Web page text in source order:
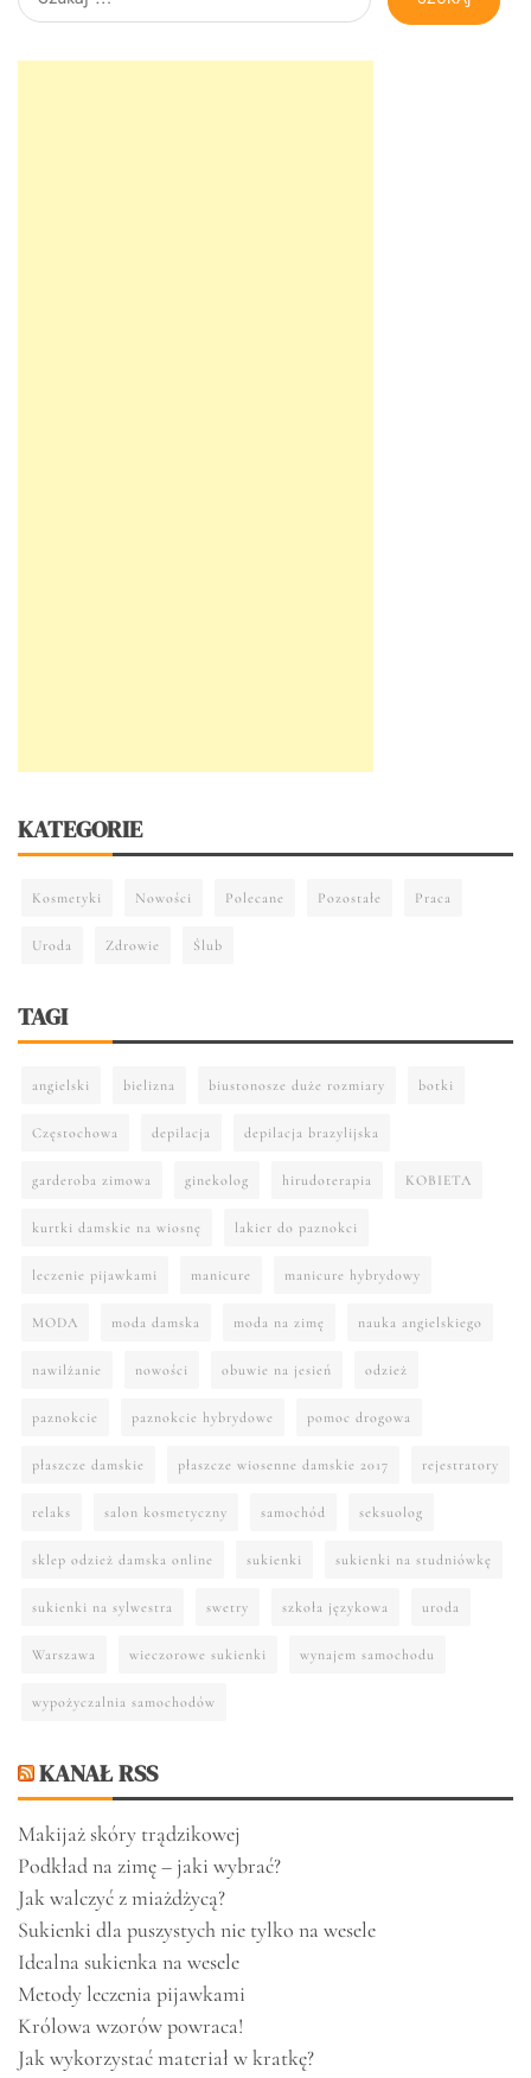
KATEGORIE
Kosmetyki Nowości Polecane Pozostałe Praca
Uroda Zdrowie Ślub
TAGI
angielski bielizna biustonosze duże rozmiary botki
Częstochowa depilacja depilacja brazylijska
garderoba zimowa ginekolog hirudoterapia KOBIETA
kurtki damskie na wiosnę lakier do paznokci
leczenie pijawkami manicure manicure hybrydowy
MODA moda damska moda na zimę nauka angielskiego
nawilżanie nowości obuwie na jesień odzież
paznokcie paznokcie hybrydowe pomoc drogowa
płaszcze damskie płaszcze wiosenne damskie 2017 rejestratory
relaks salon kosmetyczny samochód seksuolog
sklep odzież damska online sukienki sukienki na studniówkę
sukienki na sylwestra swetry szkoła językowa uroda
Warszawa wieczorowe sukienki wynajem samochodu
wypożyczalnia samochodów
KANAŁ RSS
Makijaż skóry trądzikowej
Podkład na zimę – jaki wybrać?
Jak walczyć z miażdżycą?
Sukienki dla puszystych nie tylko na wesele
Idealna sukienka na wesele
Metody leczenia pijawkami
Królowa wzorów powraca!
Jak wykorzystać materiał w kratkę?